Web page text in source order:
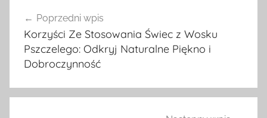
wpisu
Poprzedni wpis
Korzyści Ze Stosowania Świec z Wosku
Pszczelego: Odkryj Naturalne Piękno i
Dobroczynność